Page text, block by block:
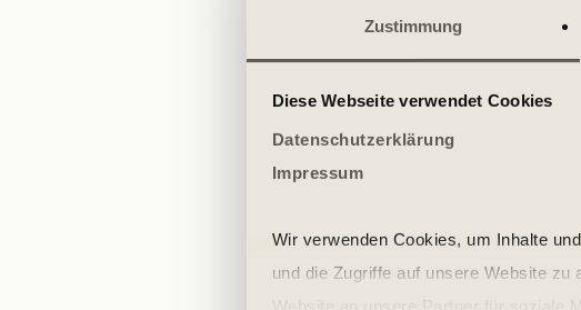
Zustimmung
Diese Webseite verwendet Cookies
Datenschutzerklärung
Impressum
Wir verwenden Cookies, um Inhalte
und die Zugriffe auf unsere Website